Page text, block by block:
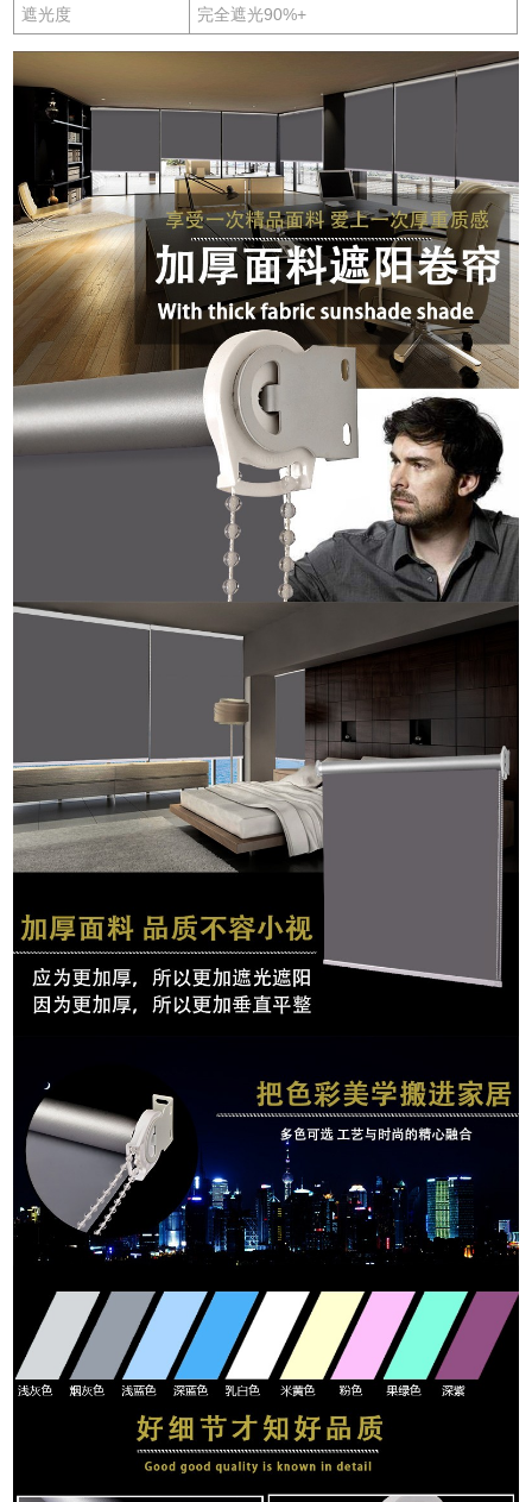
遮光度 完全遮光90%+